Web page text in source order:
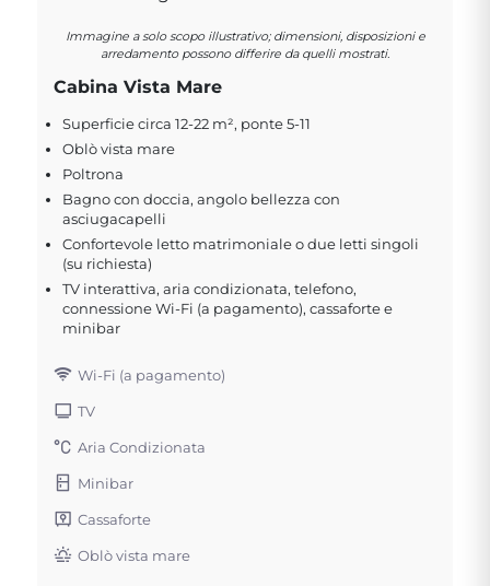
Immagine a solo scopo illustrativo; dimensioni, disposizioni e
arredamento possono differire da quelli mostrati.
Cabina Vista Mare
Superficie circa 12-22 m², ponte 5-11
Oblò vista mare
Poltrona
Bagno con doccia, angolo bellezza con
asciugacapelli
Confortevole letto matrimoniale o due letti singoli
(su richiesta)
TV interattiva, aria condizionata, telefono,
connessione Wi-Fi (a pagamento), cassaforte e
minibar
Wi-Fi (a pagamento)
TV
Aria Condizionata
Minibar
Cassaforte
Oblò vista mare